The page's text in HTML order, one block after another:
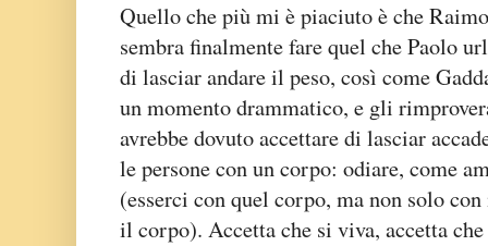
Quello che più mi è piaciuto è che
sembra finalmente fare quel che Paolo
di lasciar andare il peso, così come
un momento drammatico, e gli
avrebbe dovuto accettare di lasciar
le persone con un corpo: odiare, come
(esserci con quel corpo, ma non solo
il corpo). Accetta che si viva, accetta